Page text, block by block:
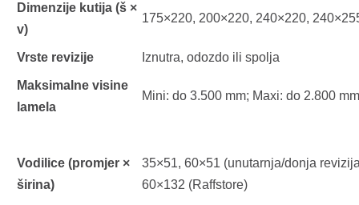
Dimenzije kutija (š ×
v)
175×220, 200×220, 240×220,
Vrste revizije Iznutra, odozdo ili spolja
Maksimalne visine
lamela
Mini: do 3.500 mm; Maxi: do 2.800 mm
Vodilice (promjer ×
širina)
35×51, 60×51 (unutarnja/donja
60×132 (Raffstore)